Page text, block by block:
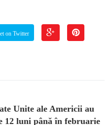
on Twitter
Unite ale Americii au
12 luni până în februarie